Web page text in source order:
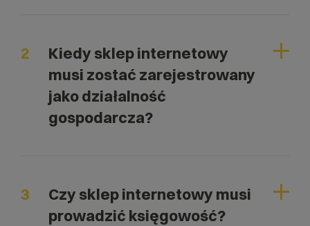
2
Kiedy sklep internetowy
musi zostać zarejestrowany
jako działalność
gospodarcza?
3
Czy sklep internetowy musi
prowadzić księgowość?